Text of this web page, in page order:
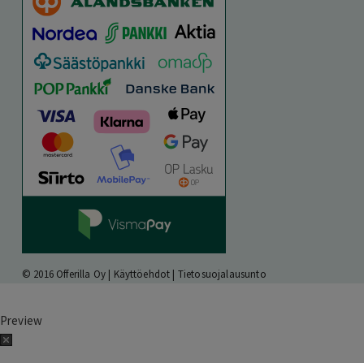
© 2016 Offerilla Oy | Käyttöehdot | Tietosuojalausunto
Preview